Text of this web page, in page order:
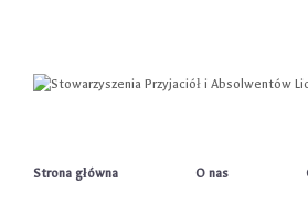
content
Strona główna O nas